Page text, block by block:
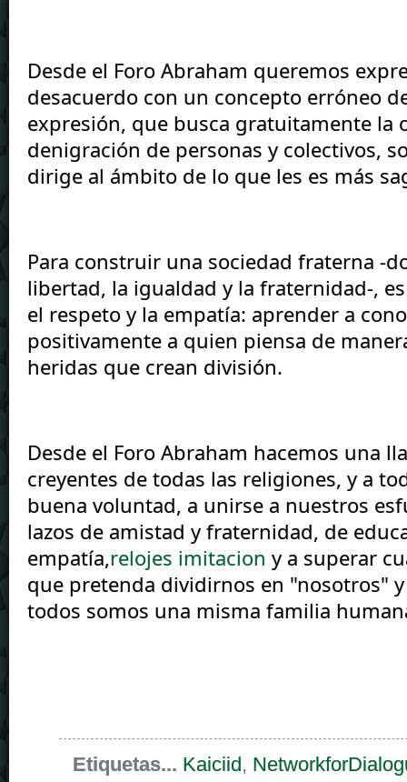
Desde el Foro Abraham queremos
desacuerdo con un concepto erróneo
expresión, que busca gratuitamente la
denigración de personas y colectivos,
dirige al ámbito de lo que les es más
Para construir una sociedad fraterna -
libertad, la igualdad y la fraternidad-,
el respeto y la empatía: aprender a
positivamente a quien piensa de
heridas que crean división.
Desde el Foro Abraham hacemos una
creyentes de todas las religiones, y a
buena voluntad, a unirse a nuestros
lazos de amistad y fraternidad, de
empatía,relojes imitacion y a superar
que pretenda dividirnos en "nosotros"
todos somos una misma familia
Etiquetas... Kaiciid ,